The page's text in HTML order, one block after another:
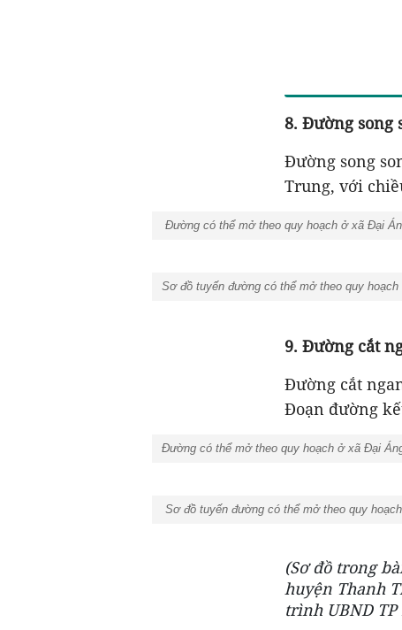
8. Đường song
Đường song
Trung, với
Đường có thể mở theo quy hoạch ở xã Đại
Sơ đồ tuyến đường có thể mở theo quy
9. Đường cắt
Đường cắt
Đoạn đường
Đường có thể mở theo quy hoạch ở xã Đại
Sơ đồ tuyến đường có thể mở theo quy
(Sơ đồ trong
huyện Thanh
trình UBND